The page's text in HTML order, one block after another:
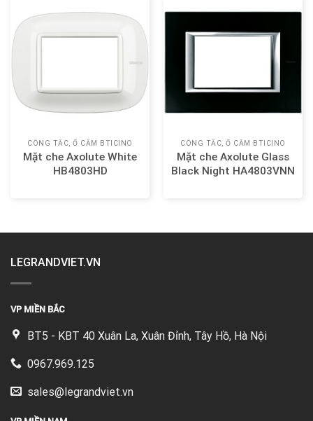
CÔNG TẮC, Ổ CẮM BTICINO
Mặt che Axolute White
HB4803HD
CÔNG TẮC, Ổ CẮM BTICINO
Mặt che Axolute Glass
Black Night HA4803VNN
LEGRANDVIET.VN
VP MIỀN BẮC
BT5 - KBT 40 Xuân La, Xuân Đỉnh, Tây Hồ, Hà Nội
0967.969.125
sales@legrandviet.vn